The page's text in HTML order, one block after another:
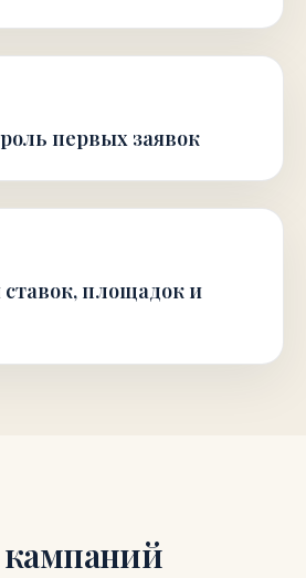
первых заявок
площадок и
кампаний